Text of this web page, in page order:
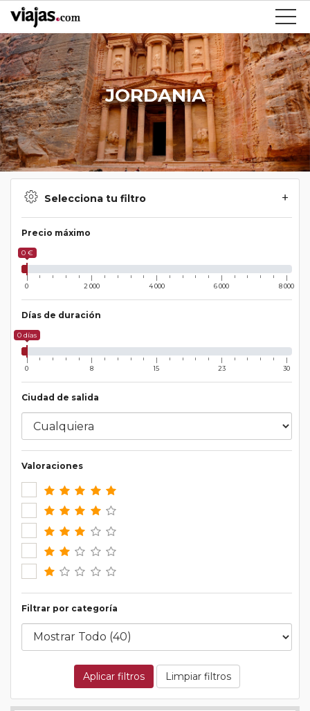
JORDANIA
Selecciona tu filtro
Precio máximo
0 €
0 2 000 4 000 6 000 8 000
Días de duración
0 días
0 8 15 23 30
Ciudad de salida
Valoraciones
Filtrar por categoría
Aplicar filtros Limpiar filtros